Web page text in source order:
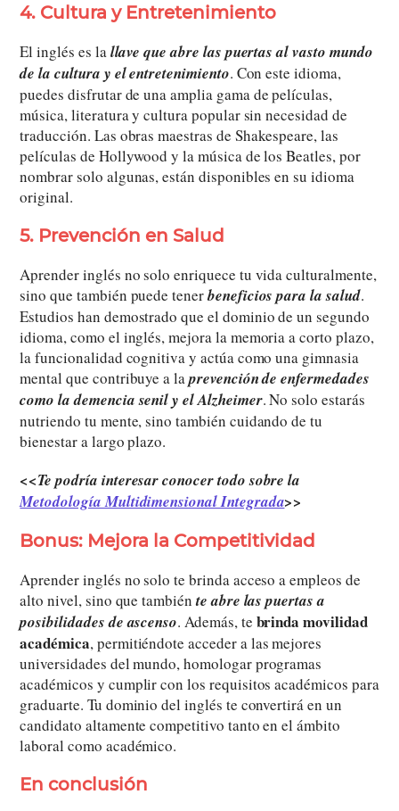
4. Cultura y Entretenimiento
El inglés es lallave que abre las puertas al vasto mundo
de la cultura y el entretenimiento. Con este idioma,
puedes disfrutar de una amplia gama de películas,
música, literatura y cultura popular sin necesidad de
traducción. Las obras maestras de Shakespeare, las
películas de Hollywood y la música de los Beatles, por
nombrar solo algunas, están disponibles en su idioma
original.
5. Prevención en Salud
Aprender inglés no solo enriquece tu vida culturalmente,
sino que también puede tenerbeneficios para la salud.
Estudios han demostrado que el dominio de un segundo
idioma, como el inglés, mejora la memoria a corto plazo,
la funcionalidad cognitiva y actúa como una gimnasia
mental que contribuye a laprevención de enfermedades
como la demencia senil y el Alzheimer. No solo estarás
nutriendo tu mente, sino también cuidando de tu
bienestar a largo plazo.
<<Te podría interesar conocer todo sobre la
Metodología Multidimensional Integrada>>
Bonus: Mejora la Competitividad
Aprender inglés no solo te brinda acceso a empleos de
alto nivel, sino que tambiénte abre las puertas a
posibilidades de ascenso. Además, te brinda movilidad
académica, permitiéndote acceder a las mejores
universidades del mundo, homologar programas
académicos y cumplir con los requisitos académicos para
graduarte. Tu dominio del inglés te convertirá en un
candidato altamente competitivo tanto en el ámbito
laboral como académico.
En conclusión